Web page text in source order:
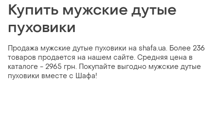
Купить мужские дутые
пуховики
Продажа мужские дутые пуховики на shafa.ua. Более 236
товаров продается на нашем сайте. Средняя цена в
каталоге - 2965 грн. Покупайте выгодно мужские дутые
пуховики вместе с Шафа!